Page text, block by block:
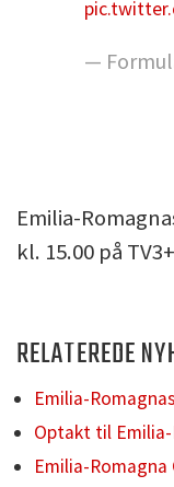
—
Emilia-
kl. 15.00 på
RELATEREDE
Emilia-
Optakt til
Emilia-Romagna